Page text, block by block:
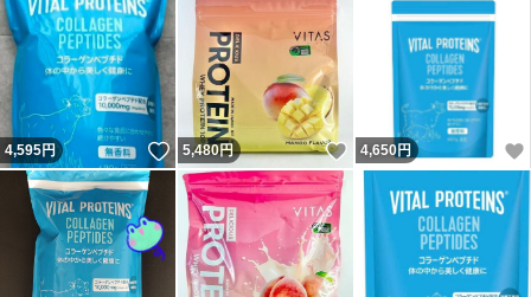
4,595円 いいね！
5,480円 いいね！
4,650円